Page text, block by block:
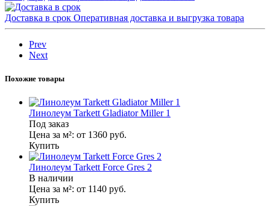
Доставка в срок Оперативная доставка и выгрузка товара
Prev
Next
Похожие товары
Линолеум Tarkett Gladiator Miller 1
Под заказ
Цена за м²: от 1360 руб.
Купить
Линолеум Tarkett Force Gres 2
В наличии
Цена за м²: от 1140 руб.
Купить